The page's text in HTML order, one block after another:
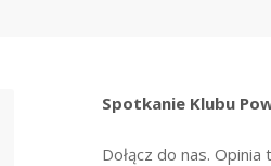
Spotkanie Klubu
Dołącz do nas.